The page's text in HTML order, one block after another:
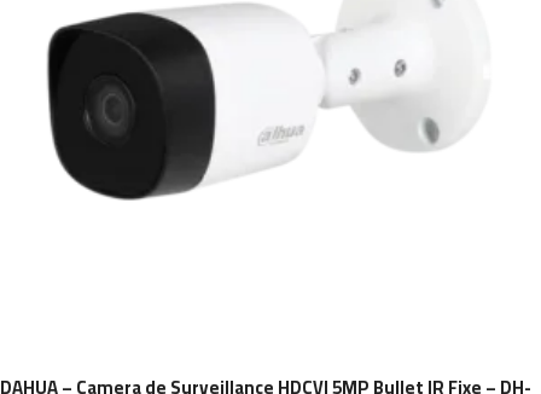
DAHUA – Camera de Surveillance HDCVI 5MP Bullet IR Fixe – DH-